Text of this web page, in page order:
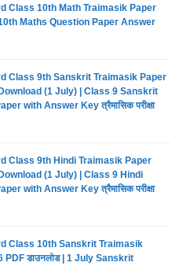
Class 10th Math Traimasik Paper
Maths Question Paper Answer
Class 9th Sanskrit Traimasik Paper
(1 July) | Class 9 Sanskrit
with Answer Key त्रैमासिक परीक्षा
Class 9th Hindi Traimasik Paper
(1 July) | Class 9 Hindi
with Answer Key त्रैमासिक परीक्षा
Class 10th Sanskrit Traimasik
PDF डाउनलोड | 1 July Sanskrit